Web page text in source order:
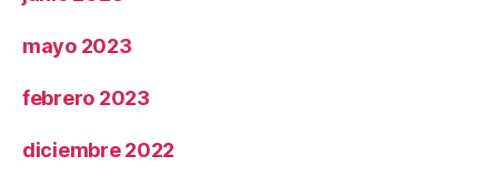
mayo 2023
febrero 2023
diciembre 2022